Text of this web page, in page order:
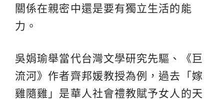
關係在親密中還是要有獨立生活的能
力。
吳娟瑜舉當代台灣文學研究先驅、《巨
流河》作者齊邦媛教授為例，過去「嫁
雞隨雞」是華人社會禮教賦予女人的天